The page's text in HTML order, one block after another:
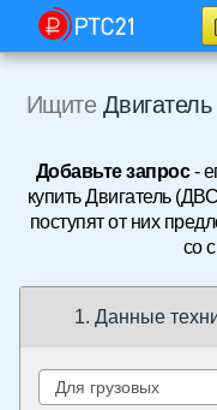
Ищите
Добавьте запрос-
купить Двигатель
поступят от них
со
1. Данные